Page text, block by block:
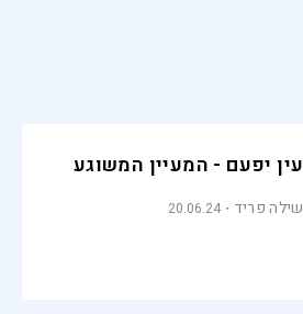
עין יפעם - המעיין המשוגע
שילה פריד 20.06.24